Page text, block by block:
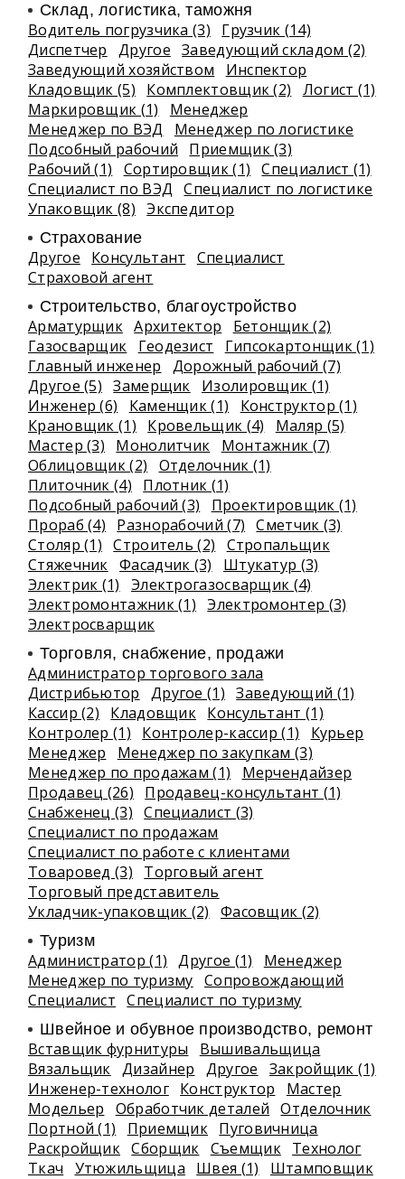
Склад, логистика, таможня
Водитель погрузчика (3)
Грузчик (14)
Диспетчер
Другое Заведующий складом (2)
Заведующий хозяйством
Инспектор
Кладовщик (5)
Комплектовщик (2)
Логист (1)
Маркировщик (1)
Менеджер
Менеджер по ВЭД
Менеджер по логистике
Подсобный рабочий
Приемщик (3)
Рабочий (1)
Сортировщик (1)
Специалист (1)
Специалист по ВЭД
Специалист по логистике
Упаковщик (8)
Экспедитор
Страхование
Другое Консультант
Специалист
Страховой агент
Строительство, благоустройство
Арматурщик Архитектор
Бетонщик (2)
Газосварщик
Геодезист
Гипсокартонщик (1)
Главный инженер
Дорожный рабочий (7)
Другое (5)
Замерщик
Изолировщик (1)
Инженер (6)
Каменщик (1)
Конструктор (1)
Крановщик (1)
Кровельщик (4)
Маляр (5)
Мастер (3)
Монолитчик
Монтажник (7)
Облицовщик (2)
Отделочник (1)
Плиточник (4)
Плотник (1)
Подсобный рабочий (3)
Проектировщик (1)
Прораб (4)
Разнорабочий (7)
Сметчик (3)
Столяр (1)
Строитель (2)
Стропальщик
Стяжечник Фасадчик (3)
Штукатур (3)
Электрик (1)
Электрогазосварщик (4)
Электромонтажник (1)
Электромонтер (3)
Электросварщик
Торговля, снабжение, продажи
Администратор торгового зала
Дистрибьютор
Другое (1)
Заведующий (1)
Кассир (2)
Кладовщик Консультант (1)
Контролер (1)
Контролер-кассир (1)
Курьер
Менеджер
Менеджер по закупкам (3)
Менеджер по продажам (1)
Мерчендайзер
Продавец (26)
Продавец-консультант (1)
Снабженец (3)
Специалист (3)
Специалист по продажам
Специалист по работе с клиентами
Товаровед (3)
Торговый агент
Торговый представитель
Укладчик-упаковщик (2)
Фасовщик (2)
Туризм
Администратор (1) Другое (1)
Менеджер
Менеджер по туризму Сопровождающий
Специалист
Специалист по туризму
Швейное и обувное производство, ремонт
Вставщик фурнитуры
Вышивальщица
Вязальщик Дизайнер Другое
Закройщик (1)
Инженер-технолог Конструктор
Мастер
Модельер
Обработчик деталей
Отделочник
Портной (1)
Приемщик Пуговичница
Раскройщик Сборщик Съемщик Технолог
Ткач
Утюжильщица Швея (1) Штамповщик